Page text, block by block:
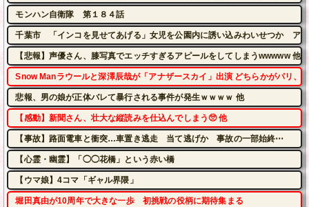
モンハン自衛隊 第１８４話
千葉市 「インコを見せてあげる」女児を公園内に誘い込みわいせつか ア
【悲報】声優さん、膝写真でエッチすぎるアピールをしてしまうwwwww 他
Snow Manラウールと深澤辰哉が「アナザースカイ」出演 どちらかがパリ、
悲報、男の娘が正体バレて暴行される事件が発生ｗｗｗｗ 他
【感動】新聞さん、壮大な縦読みを仕込んでしまう🥺 他
【事故】路面電車と衝突…車置き逃走 当て逃げか 事故の一部始終⋯
【心霊・幽霊】「◯◯花橋」という赤い橋
【ウマ娘】4コマ「ギャル界隈」
堀田真由が10周年で大きな一歩 初挑戦の役柄に期待集まる